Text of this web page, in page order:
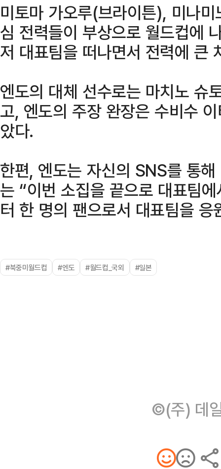
미토마 가오루(브라이튼), 미나
심 전력들이 부상으로 월드컵에
저 대표팀을 떠나면서 전력에 큰
엔도의 대체 선수로는 마치노 슈
고, 엔도의 주장 완장은 수비수
았다.
한편, 엔도는 자신의 SNS를 통
는 “이번 소집을 끝으로 대표팀
터 한 명의 팬으로서 대표팀을 응
#북중미월드컵 #엔도 #월드컵_국외 #일본
©(주) 데